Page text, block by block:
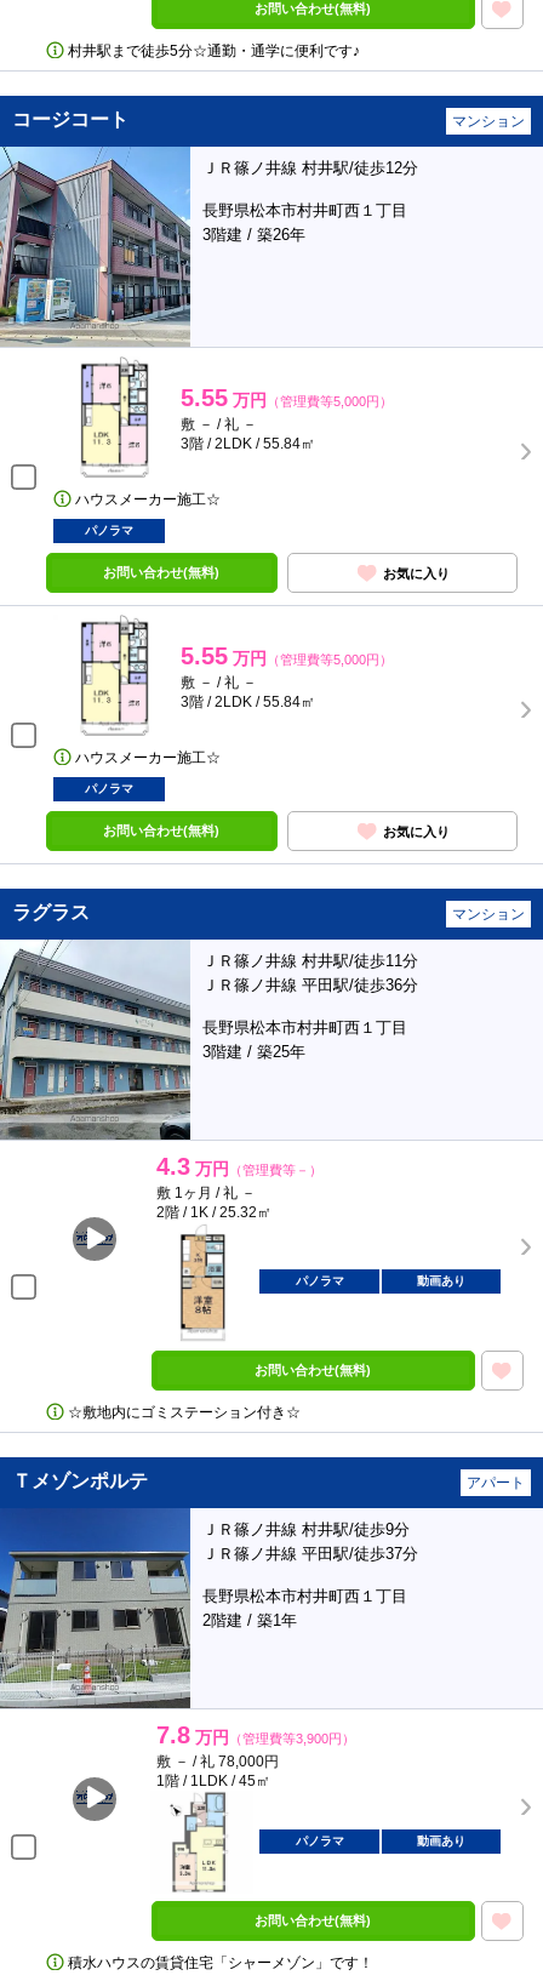
お問い合わせ(無料)
村井駅まで徒歩5分☆通勤・通学に便利です♪
コージコート マンション
ＪＲ篠ノ井線 村井駅/徒歩12分
長野県松本市村井町西１丁目
3階建 / 築26年
5.55 万円 （管理費等5,000円）
敷 － / 礼 －
3階 / 2LDK / 55.84㎡
ハウスメーカー施工☆
パノラマ
お問い合わせ(無料) お気に入り
5.55 万円 （管理費等5,000円）
敷 － / 礼 －
3階 / 2LDK / 55.84㎡
ハウスメーカー施工☆
パノラマ
お問い合わせ(無料) お気に入り
ラグラス マンション
ＪＲ篠ノ井線 村井駅/徒歩11分
ＪＲ篠ノ井線 平田駅/徒歩36分
長野県松本市村井町西１丁目
3階建 / 築25年
4.3 万円 （管理費等－）
敷 1ヶ月 / 礼 －
2階 / 1K / 25.32㎡
パノラマ 動画あり
お問い合わせ(無料)
☆敷地内にゴミステーション付き☆
Ｔメゾンポルテ アパート
ＪＲ篠ノ井線 村井駅/徒歩9分
ＪＲ篠ノ井線 平田駅/徒歩37分
長野県松本市村井町西１丁目
2階建 / 築1年
7.8 万円 （管理費等3,900円）
敷 － / 礼 78,000円
1階 / 1LDK / 45㎡
パノラマ 動画あり
お問い合わせ(無料)
積水ハウスの賃貸住宅「シャーメゾン」です！